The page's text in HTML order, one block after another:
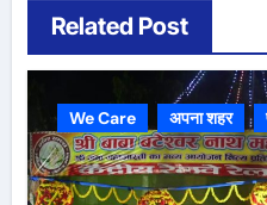
Related Post
We Care अपना शहर